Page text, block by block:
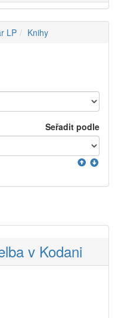
LP Knihy
Seřadit podle
v Kodani